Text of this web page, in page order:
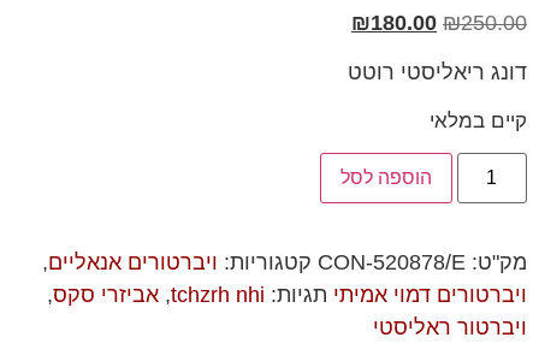
₪250.00
₪180.00
דונג ריאליסטי רוטט
קיים במלאי
הוספה לסל
מק"ט: CON-520878/E קטגוריות: ויברטורים אנאליים,
ויברטורים דמוי אמיתי תגיות: tchzrh nhi
, אביזרי סקס,
ויברטור ראליסטי